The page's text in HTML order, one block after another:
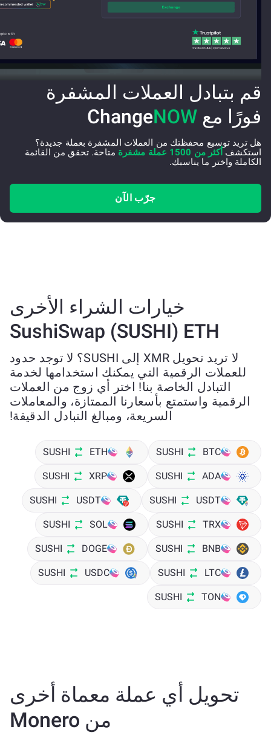
قم بتبادل العملات المشفرة
فورًا مع Change NOW
هل تريد توسيع محفظتك من العملات المشفرة بعملة جديدة؟
استكشف أكثر من 1500 عملة مشفرة
متاحة. تحقق من القائمة
الكاملة واختر ما يناسبك.
جرّب الآن
خيارات الشراء الأخرى
SushiSwap (SUSHI) ETH
لا تريد تحويل XMR إلى SUSHI؟ لا توجد حدود
للعملات الرقمية التي يمكنك استخدامها لخدمة
التبادل الخاصة بنا! اختر أي زوج من العملات
الرقمية واستمتع بأسعارنا الممتازة، والمعاملات
السريعة، ومبالغ التبادل الدقيقة!
BTC
SUSHI
ETH
SUSHI
ADA
SUSHI
XRP
SUSHI
USDT
SUSHI
USDT
SUSHI
TRX
SUSHI
SOL
SUSHI
BNB
SUSHI
DOGE
SUSHI
LTC
SUSHI
USDC
SUSHI
TON
SUSHI
تحويل أي عملة معماة أخرى
من Monero